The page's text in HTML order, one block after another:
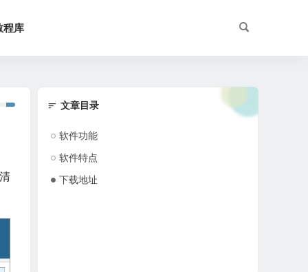
程库
文章目录
软件功能
软件特点
下载地址